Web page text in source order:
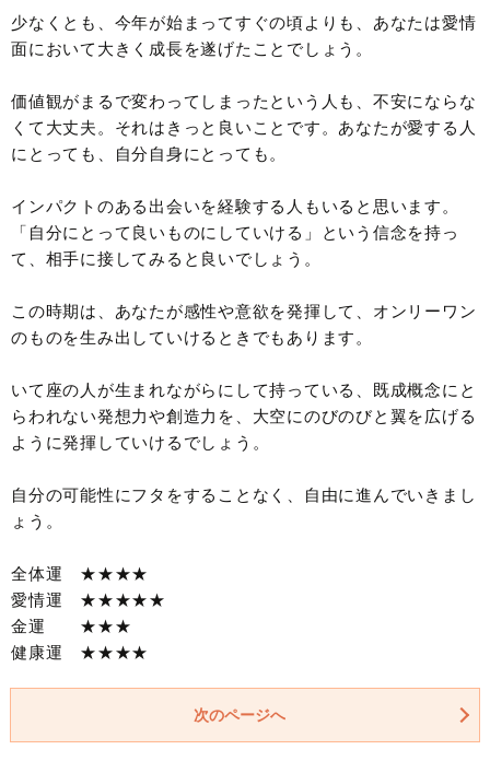
少なくとも、今年が始まってすぐの頃よりも、あなたは愛情
面において大きく成長を遂げたことでしょう。
価値観がまるで変わってしまったという人も、不安にならな
くて大丈夫。それはきっと良いことです。あなたが愛する人
にとっても、自分自身にとっても。
インパクトのある出会いを経験する人もいると思います。
「自分にとって良いものにしていける」という信念を持っ
て、相手に接してみると良いでしょう。
この時期は、あなたが感性や意欲を発揮して、オンリーワン
のものを生み出していけるときでもあります。
いて座の人が生まれながらにして持っている、既成概念にと
らわれない発想力や創造力を、大空にのびのびと翼を広げる
ように発揮していけるでしょう。
自分の可能性にフタをすることなく、自由に進んでいきまし
ょう。
全体運 ★★★★
愛情運 ★★★★★
金運 ★★★
健康運 ★★★★
次のページへ